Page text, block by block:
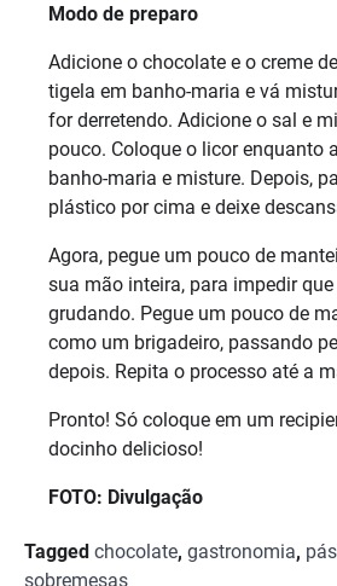
Modo de preparo
Adicione o chocolate e o creme
tigela em banho-maria e vá
for derretendo. Adicione o sal e
pouco. Coloque o licor enquanto
banho-maria e misture. Depois,
plástico por cima e deixe
Agora, pegue um pouco de
sua mão inteira, para impedir
grudando. Pegue um pouco de
como um brigadeiro, passando
depois. Repita o processo até a
Pronto! Só coloque em um
docinho delicioso!
FOTO: Divulgação
Tagged chocolate, gastronomia,
sobremesas